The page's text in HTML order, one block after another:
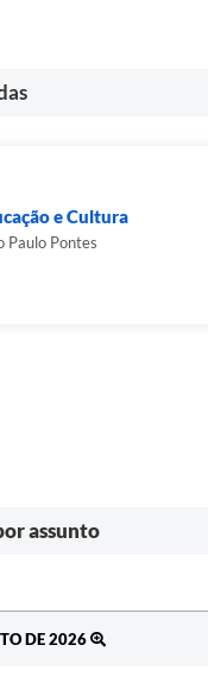
e Cultura
Paulo Pontes
assunto
DE 2026